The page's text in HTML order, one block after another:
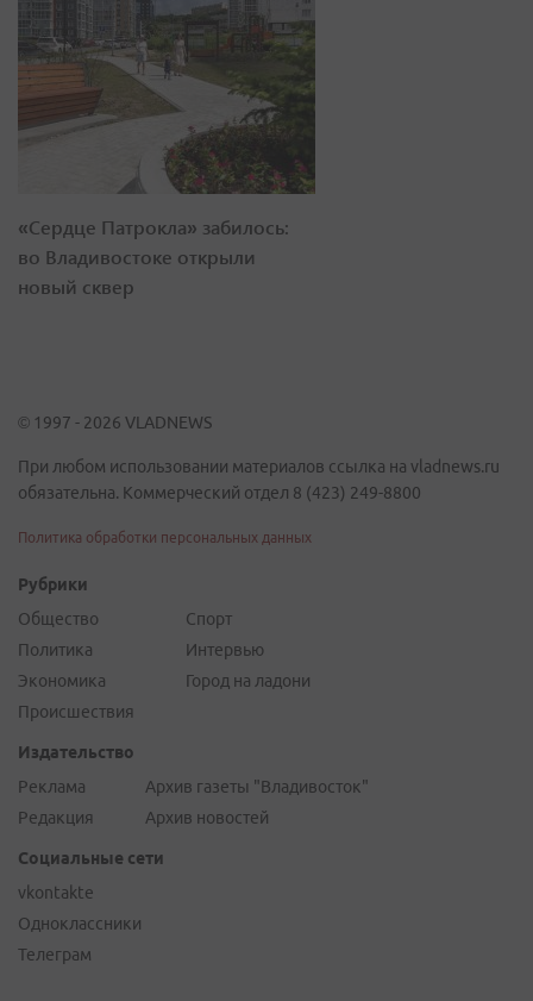
«Сердце Патрокла» забилось:
во Владивостоке открыли
новый сквер
© 1997 - 2026 VLADNEWS
При любом использовании материалов ссылка на vladnews.ru
обязательна. Коммерческий отдел 8 (423) 249-8800
Политика обработки персональных данных
Рубрики
Общество
Политика
Экономика
Происшествия
Спорт
Интервью
Город на ладони
Издательство
Реклама
Редакция
Архив газеты "Владивосток"
Архив новостей
Социальные сети
vkontakte
Одноклассники
Телеграм